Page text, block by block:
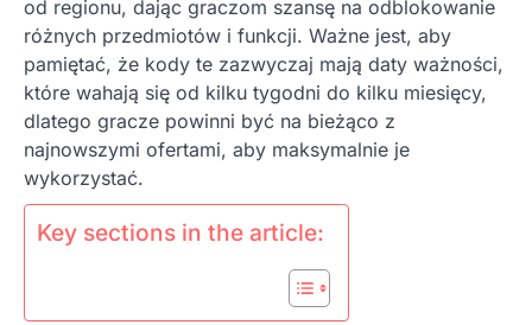
od regionu, dając graczom szansę na odblokowanie
różnych przedmiotów i funkcji. Ważne jest, aby
pamiętać, że kody te zazwyczaj mają daty ważności,
które wahają się od kilku tygodni do kilku miesięcy,
dlatego gracze powinni być na bieżąco z
najnowszymi ofertami, aby maksymalnie je
wykorzystać.
Key sections in the article: